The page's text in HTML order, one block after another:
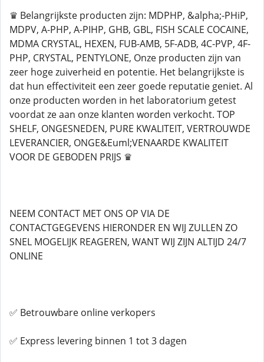
♛ Belangrijkste producten zijn: MDPHP, &alpha;-PHiP,
MDPV, A-PHP, A-PIHP, GHB, GBL, FISH SCALE COCAINE,
MDMA CRYSTAL, HEXEN, FUB-AMB, 5F-ADB, 4C-PVP, 4F-
PHP, CRYSTAL, PENTYLONE, Onze producten zijn van
zeer hoge zuiverheid en potentie. Het belangrijkste is
dat hun effectiviteit een zeer goede reputatie geniet. Al
onze producten worden in het laboratorium getest
voordat ze aan onze klanten worden verkocht. TOP
SHELF, ONGESNEDEN, PURE KWALITEIT, VERTROUWDE
LEVERANCIER, ONGE&Euml;VENAARDE KWALITEIT
VOOR DE GEBODEN PRIJS ♛
NEEM CONTACT MET ONS OP VIA DE
CONTACTGEGEVENS HIERONDER EN WIJ ZULLEN ZO
SNEL MOGELIJK REAGEREN, WANT WIJ ZIJN ALTIJD 24/7
ONLINE
✅ Betrouwbare online verkopers
✅ Express levering binnen 1 tot 3 dagen